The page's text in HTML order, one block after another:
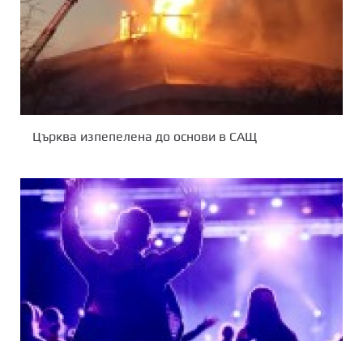
Църква изпепелена до основи в САЩ